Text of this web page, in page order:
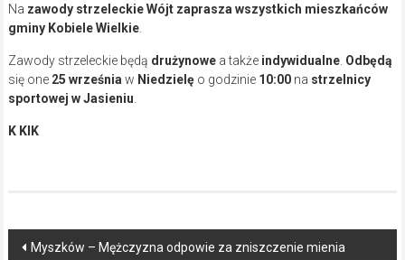
Na zawody strzeleckie Wójt zaprasza wszystkich mieszkańców
gminy Kobiele Wielkie.
Zawody strzeleckie będą drużynowe a także indywidualne. Odbędą
się one25 września w Niedzielę o godzinie 10:00na strzelnicy
sportowej w Jasieniu
K KIK
Post
Myszków – Mężczyzna odpowie za zniszczenie mienia